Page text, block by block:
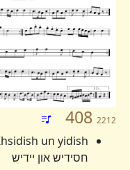
408 2212
Khsidish un yidish -
חסידיש און יידיש